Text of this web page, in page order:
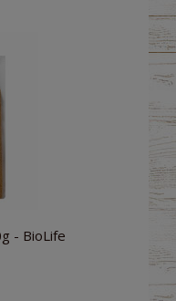
- BioLife